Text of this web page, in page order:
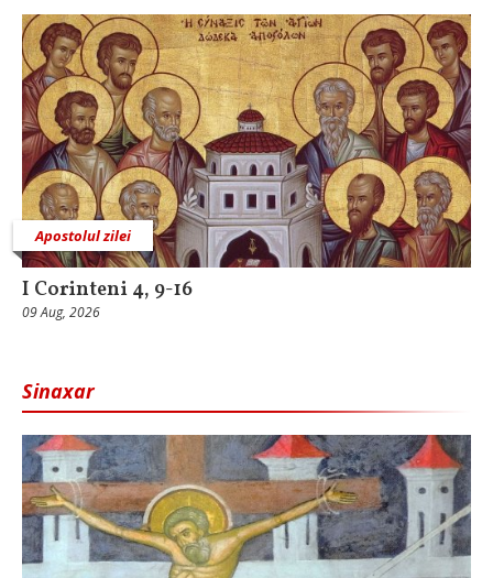
Apostolul zilei
I Corinteni 4, 9-16
09 Aug, 2026
Sinaxar